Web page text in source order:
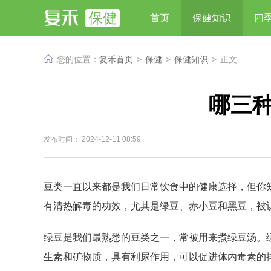
保健 首页 保健知识 四
您的位置： 复禾首页 > 保健 > 保健知识 > 正文
哪三
发布时间： 2024-12-11 08:59
豆类一直以来都是我们日常饮食中的健康选择，但
有清热解毒的功效，尤其是绿豆、赤小豆和黑豆，被
绿豆是我们最熟悉的豆类之一，常被用来煮绿豆汤
生素和矿物质，具有利尿作用，可以促进体内毒素